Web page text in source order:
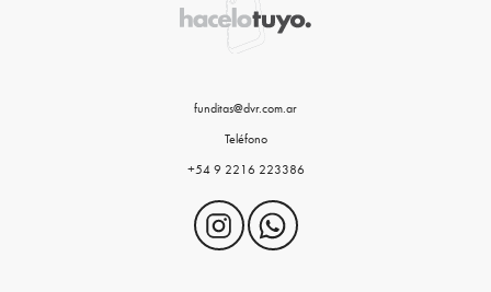
funditas@dvr.com.ar
Teléfono
+54 9 2216 223386